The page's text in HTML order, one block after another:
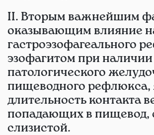
II. Вторым важнейшим
оказывающим влияние
гастроэзофагеального
эзофагитом при наличии
патологического
пищеводного рефлюкса,
длительность контакта
попадающих в пищевод,
слизистой.